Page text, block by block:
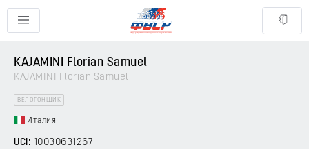
KAJAMINI Florian Samuel
KAJAMINI Florian Samuel
ВЕЛОГОНЩИК
Италия
UCI: 10030631267